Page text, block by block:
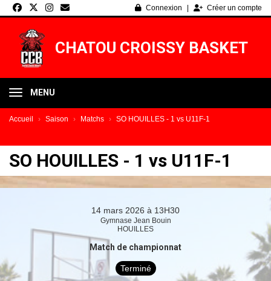
Connexion Créer un compte
CHATOU CROISSY BASKET
MENU
Accueil Saison Matchs SO HOUILLES - 1 vs U11F-1
SO HOUILLES - 1 vs U11F-1
14 mars 2026 à 13H30
Gymnase Jean Bouin
HOUILLES
Match de championnat
Terminé
Panneau de gestion des cookies